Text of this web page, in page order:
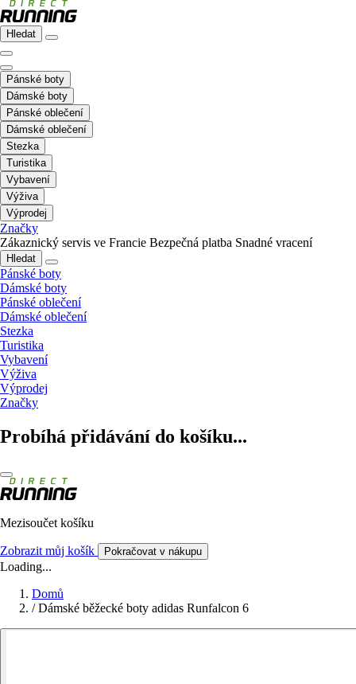
Hledat
Pánské boty
Dámské boty
Pánské oblečení
Dámské oblečení
Stezka
Turistika
Vybavení
Výživa
Výprodej
Značky
Zákaznický servis ve Francie Bezpečná platba Snadné vracení
Hledat
Pánské boty
Dámské boty
Pánské oblečení
Dámské oblečení
Stezka
Turistika
Vybavení
Výživa
Výprodej
Značky
Probíhá přidávání do košíku...
Mezisoučet košíku
Zobrazit můj košík Pokračovat v nákupu
Loading...
Domů
/ Dámské běžecké boty adidas Runfalcon 6